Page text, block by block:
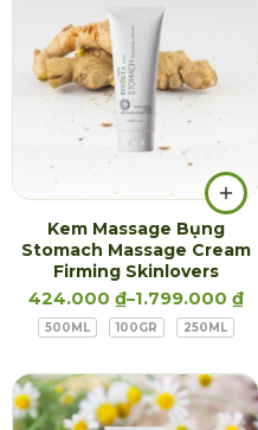
Kem Massage Bụng
Stomach Massage Cream
Firming Skinlovers
424.000 ₫–1.799.000 ₫
500ML 100GR 250ML